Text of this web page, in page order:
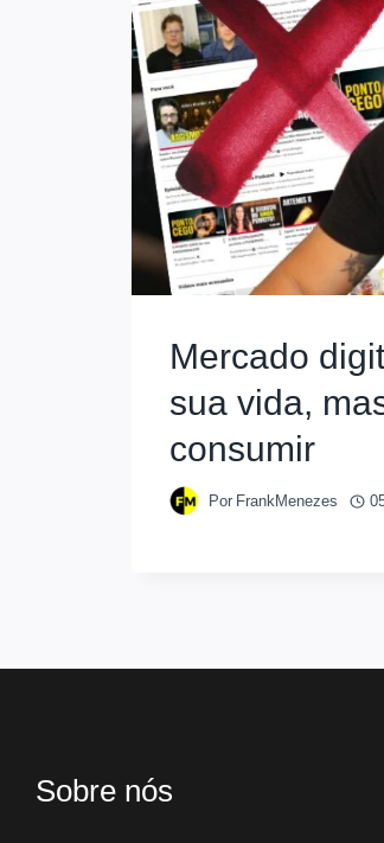
Mercado
sua vida,
consumir
Por FrankMenezes
Sobre nós